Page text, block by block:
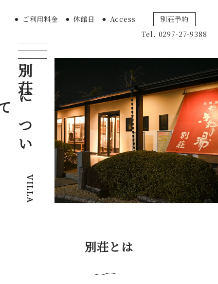
⚫︎ ご利用料金 ⚫︎ 休館日 ⚫︎ Access
別荘予約
Tel. 0297-27-9388
別
荘
つ
い
VILLA
別荘とは